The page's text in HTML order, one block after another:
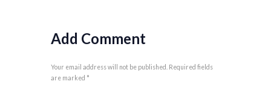
Add Comment
Your email address will not be published. Required fields
are marked *